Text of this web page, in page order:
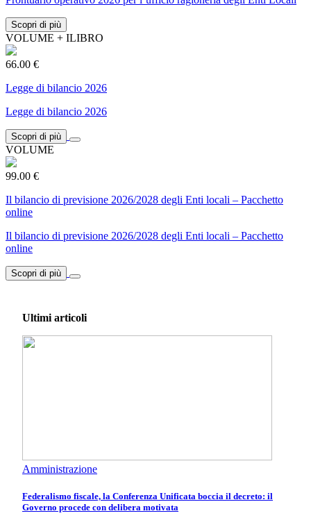
Scopri di più
VOLUME + ILIBRO
66.00 €
Legge di bilancio 2026
Legge di bilancio 2026
Scopri di più
VOLUME
99.00 €
Il bilancio di previsione 2026/2028 degli Enti locali – Pacchetto
online
Il bilancio di previsione 2026/2028 degli Enti locali – Pacchetto
online
Scopri di più
Ultimi articoli
Amministrazione
Federalismo fiscale, la Conferenza Unificata boccia il decreto: il
Governo procede con delibera motivata